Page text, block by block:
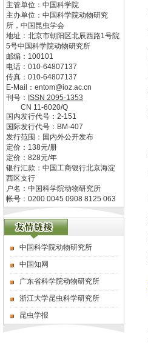
主管单位： 中国科学院
主办单位： 中国科学院动物研究
所，中国昆虫学会
地址： 北京市朝阳区北辰西路1号院
5号中国科学院动物研究所
邮编： 100101
电话： 010-64807137
传真： 010-64807137
E-Mail： entom@ioz.ac.cn
刊号： ISSN 2095-1353
CN 11-6020/Q
国内发行代号： 2-151
国际发行代号： BM-407
发行范围：国内外公开发布
定价： 138元/册
定价： 828元/年
银行汇款：中国工商银行北京海淀
西区支行
户名：中国科学院动物研究所
帐号：0200 0045 0908 8125 063
中国科学院动物研究所
中国知网
广东省科学院动物研究所
浙江大学昆虫科学研究所
昆虫学报